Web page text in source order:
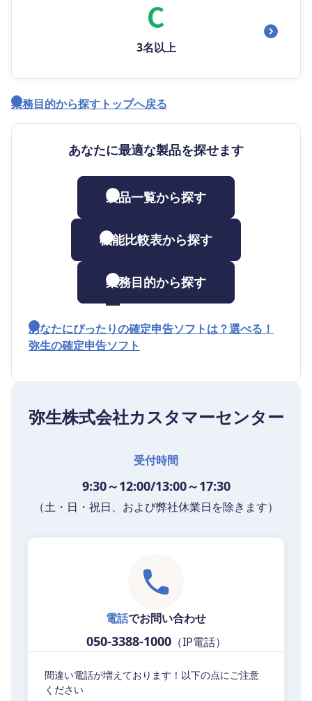
3名以上
業務目的から探すトップへ戻る
あなたに最適な製品を探せます
製品一覧から探す
機能比較表から探す
業務目的から探す
あなたにぴったりの確定申告ソフトは？選べる！
弥生の確定申告ソフト
弥生株式会社カスタマーセンター
受付時間
9:30～12:00/13:00～17:30
（土・日・祝日、および弊社休業日を除きます）
電話でお問い合わせ
050-3388-1000（IP電話）
間違い電話が増えております！以下の点にご注意
ください